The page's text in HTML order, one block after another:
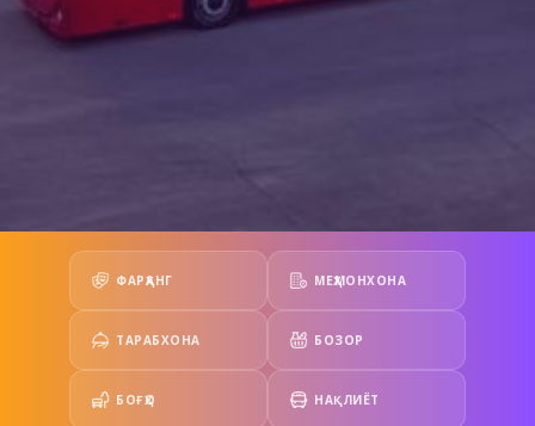
ФАРҲАНГ МЕҲМОНХОНА
ТАРАБХОНА БОЗОР
БОҒҲО НАҚЛИЁТ